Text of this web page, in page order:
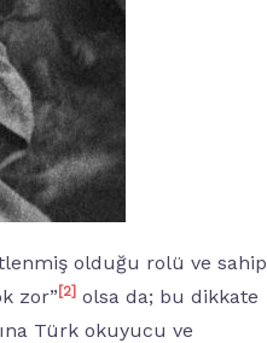
olduğu rolü ve sahip
zor” [2]olsa da; bu dikkate
Türk okuyucu ve